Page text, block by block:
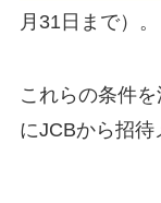
月31日まで）。
これらの条件
にJCBから招待